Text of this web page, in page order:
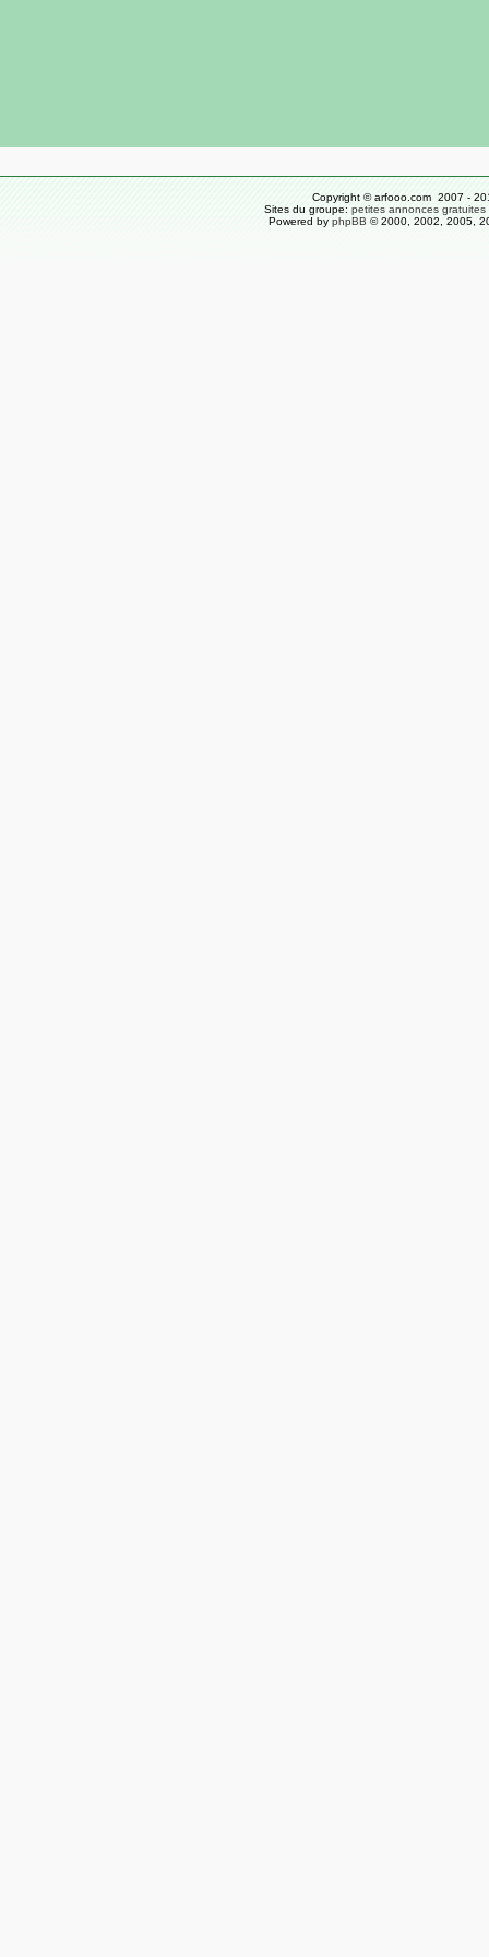
Copyright © arfooo.com 2007 -
Sites du groupe: petites annonces gratuites
Powered by phpBB © 2000, 2002, 2005,